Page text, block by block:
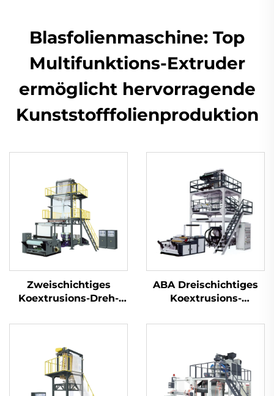
Blasfolienmaschine: Top
Multifunktions-Extruder
ermöglicht hervorragende
Kunststofffolienproduktion
Zweischichtiges
Koextrusions-Dreh-
Folienblasanlagen-Set
ABA Dreischichtiges
Koextrusions-